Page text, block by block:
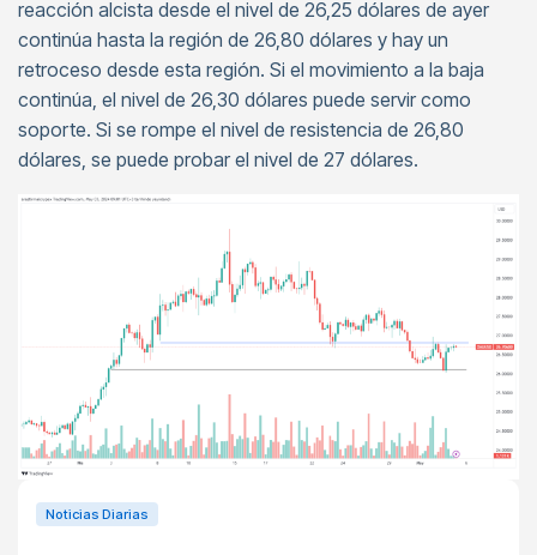
reacción alcista desde el nivel de 26,25 dólares de ayer
continúa hasta la región de 26,80 dólares y hay un
retroceso desde esta región. Si el movimiento a la baja
continúa, el nivel de 26,30 dólares puede servir como
soporte. Si se rompe el nivel de resistencia de 26,80
dólares, se puede probar el nivel de 27 dólares.
Noticias Diarias